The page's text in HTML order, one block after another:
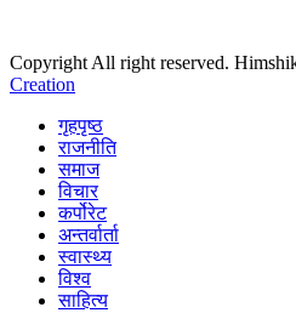
Copyright All right reserved.
Creation
गृहपृष्ठ
राजनीति
समाज
विचार
कर्पोरेट
अन्तर्वार्ता
स्वास्थ्य
विश्व
साहित्य